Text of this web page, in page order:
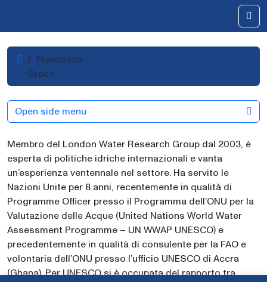
HomeFrancesca
Greco
Membro del London Water Research Group dal 2003, è
esperta di politiche idriche internazionali e vanta
un’esperienza ventennale nel settore. Ha servito le
Nazioni Unite per 8 anni, recentemente in qualità di
Programme Officer presso il Programma dell’ONU per la
Valutazione delle Acque (United Nations World Water
Assessment Programme – UN WWAP UNESCO) e
precedentemente in qualità di consulente per la FAO e
volontaria dell’ONU presso l’ufficio UNESCO di Accra
(Ghana). Per UNESCO si è occupata del rapporto tra
Open side menu